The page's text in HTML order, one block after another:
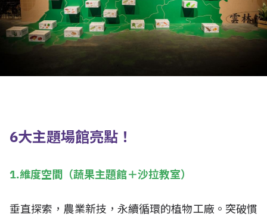
6大主題場館亮點！
1.維度空間（蔬果主題館＋沙拉教室）
垂直探索，農業新技，永續循環的植物工廠。突破慣